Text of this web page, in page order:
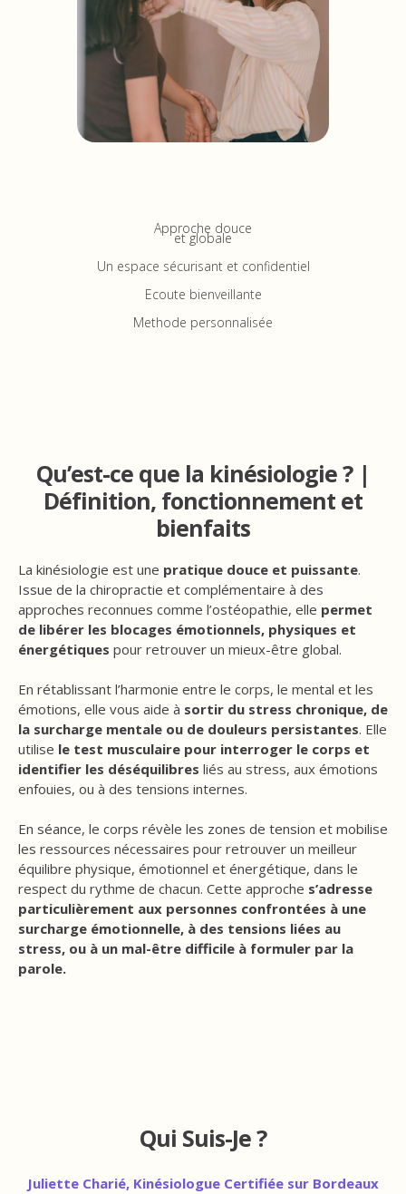
Approche douce
et globale
Un espace sécurisant et confidentiel
Ecoute bienveillante
Methode personnalisée
Qu’est-ce que la kinésiologie ? |
Définition, fonctionnement et
bienfaits
La kinésiologie est une pratique douce et puissante.
Issue de la chiropractie et complémentaire à des
approches reconnues comme l’ostéopathie, elle permet
de libérer les blocages émotionnels, physiques et
énergétiques pour retrouver un mieux-être global.
En rétablissant l’harmonie entre le corps, le mental et les
émotions, elle vous aide à sortir du stress chronique, de
la surcharge mentale ou de douleurs persistantes. Elle
utilise le test musculaire pour interroger le corps et
identifier les déséquilibres liés au stress, aux émotions
enfouies, ou à des tensions internes.
En séance, le corps révèle les zones de tension et mobilise
les ressources nécessaires pour retrouver un meilleur
équilibre physique, émotionnel et énergétique, dans le
respect du rythme de chacun. Cette approche s’adresse
particulièrement aux personnes confrontées à une
surcharge émotionnelle, à des tensions liées au
stress, ou à un mal-être difficile à formuler par la
parole.
Qui Suis-Je ?
Juliette Charié, Kinésiologue Certifiée sur Bordeaux